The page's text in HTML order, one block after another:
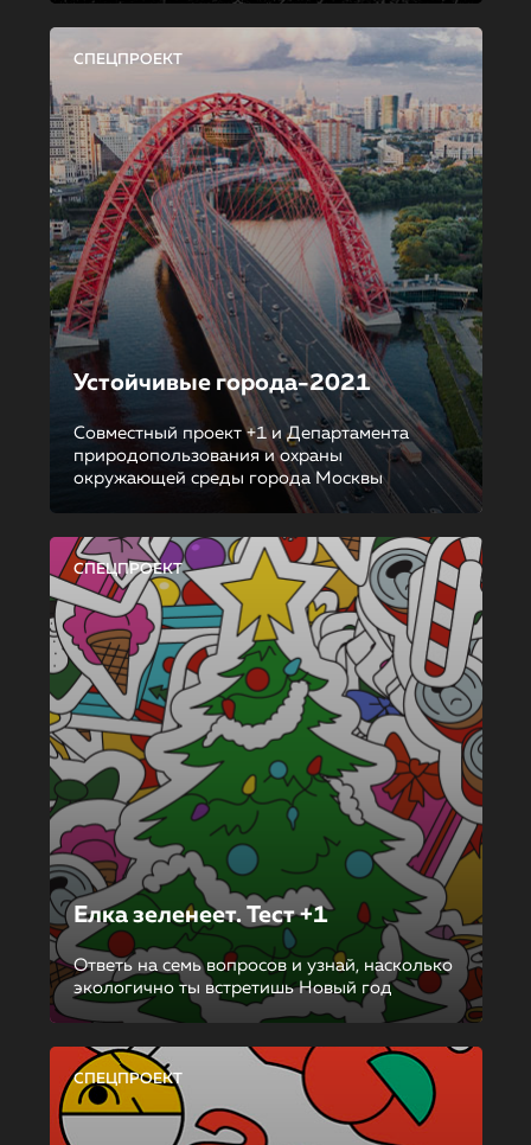
СПЕЦПРОЕКТ
Устойчивые города-2021
Совместный проект +1 и Департамента
природопользования и охраны
окружающей среды города Москвы
СПЕЦПРОЕКТ
Елка зеленеет. Тест +1
Ответь на семь вопросов и узнай, насколько
экологично ты встретишь Новый год
СПЕЦПРОЕКТ